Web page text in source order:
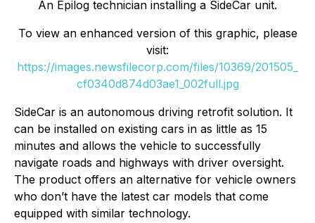
An Epilog technician installing a SideCar unit.
To view an enhanced version of this graphic, please
visit:
https://images.newsfilecorp.com/files/10369/201505_
cf0340d874d03ae1_002full.jpg
SideCar is an autonomous driving retrofit solution. It
can be installed on existing cars in as little as 15
minutes and allows the vehicle to successfully
navigate roads and highways with driver oversight.
The product offers an alternative for vehicle owners
who don’t have the latest car models that come
equipped with similar technology.